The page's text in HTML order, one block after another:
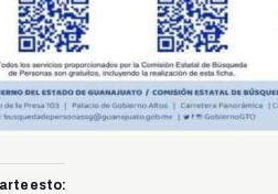
esto: